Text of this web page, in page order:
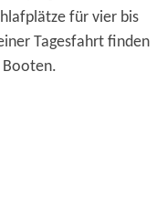
für vier bis
Tagesfahrt finden
Booten.